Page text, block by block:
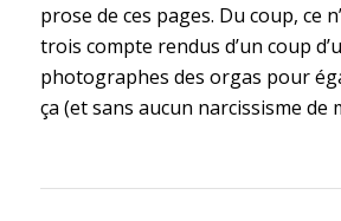
prose de ces pages. Du coup, ce
trois compte rendus d’un coup
photographes des orgas pour
ça (et sans aucun narcissisme de